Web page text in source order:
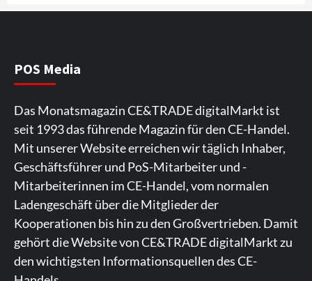
5
statt Feature-Flut
6
Top Story
IFA App 2026 als Download für iPhone und
Android verfügbar
7
Samsung Smart TV Line-up erhält erneut
IT-Sicherheitskennzeichen des BSI
POS Media
Das Monatsmagazin CE&TRADE digitalMarkt ist
seit 1993 das führende Magazin für den CE-Handel.
Mit unserer Website erreichen wir täglich Inhaber,
Geschäftsführer und PoS-Mitarbeiter und -
Mitarbeiterinnen im CE-Handel, vom normalen
Ladengeschäft über die Mitglieder der
Kooperationen bis hin zu den Großvertrieben. Damit
gehört die Website von CE&TRADE digitalMarkt zu
den wichtigsten Informationsquellen des CE-